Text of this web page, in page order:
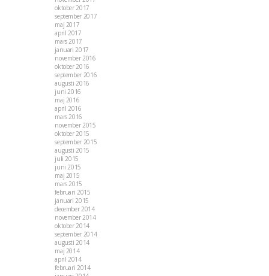
oktober 2017
september 2017
maj 2017
april 2017
mars 2017
januari 2017
november 2016
oktober 2016
september 2016
augusti 2016
juni 2016
maj 2016
april 2016
mars 2016
november 2015
oktober 2015
september 2015
augusti 2015
juli 2015
juni 2015
maj 2015
mars 2015
februari 2015
januari 2015
december 2014
november 2014
oktober 2014
september 2014
augusti 2014
maj 2014
april 2014
februari 2014